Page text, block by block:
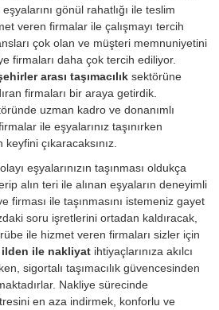
gönül rahatlığı ile teslim
veren firmalar ile çalışmayı tercih
çok olan ve müşteri memnuniyetini
firmaları daha çok tercih ediliyor.
arası taşımacılık sektörüne
firmaları bir araya getirdik.
uzman kadro ve donanımlı
ile eşyalarınız taşınırken
çıkaracaksınız.
eşyalarınızın taşınması oldukça
alın teri ile alınan eşyaların deneyimli
firması ile taşınmasını istemeniz gayet
soru işretlerini ortadan kaldıracak,
ile hizmet veren firmaları sizler için
ile nakliyat ihtiyaçlarınıza akılcı
sigortalı taşımacılık güvencesinden
Nakliye sürecinde
en aza indirmek, konforlu ve